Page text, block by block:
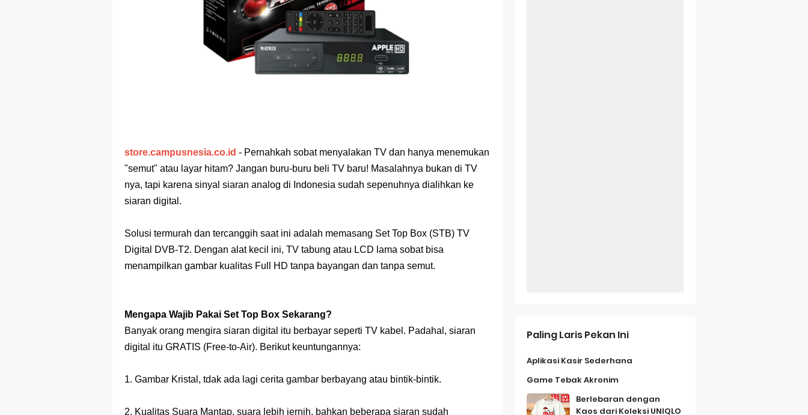
Game Space Impact
Game Rangking 1 untuk Pelajar SMA
Game Rangking 1 untuk Pelajar SMP
store.campusnesia.co.id - Pernahkah sobat menyalakan TV dan hanya menemukan
"semut" atau layar hitam? Jangan buru-buru beli TV baru! Masalahnya bukan di TV
nya, tapi karena sinyal siaran analog di Indonesia sudah sepenuhnya dialihkan ke
siaran digital.
Solusi termurah dan tercanggih saat ini adalah memasang Set Top Box (STB) TV
Digital DVB-T2. Dengan alat kecil ini, TV tabung atau LCD lama sobat bisa
menampilkan gambar kualitas Full HD tanpa bayangan dan tanpa semut.
Mengapa Wajib Pakai Set Top Box Sekarang?
Banyak orang mengira siaran digital itu berbayar seperti TV kabel. Padahal, siaran
digital itu GRATIS (Free-to-Air). Berikut keuntungannya:
1. Gambar Kristal, tdak ada lagi cerita gambar berbayang atau bintik-bintik.
2. Kualitas Suara Mantap, suara lebih jernih, bahkan beberapa siaran sudah
Paling Laris Pekan Ini
Aplikasi Kasir Sederhana
Game Tebak Akronim
Berlebaran dengan
Kaos dari Koleksi UNIQLO